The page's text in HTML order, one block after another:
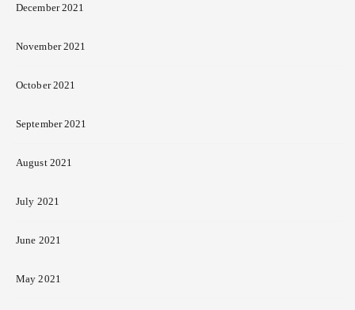
December 2021
November 2021
October 2021
September 2021
August 2021
July 2021
June 2021
May 2021